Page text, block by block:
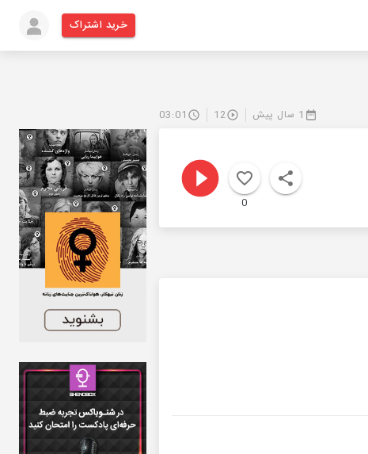
خرید اشتراک
1 سال پیش 12
03:01
0